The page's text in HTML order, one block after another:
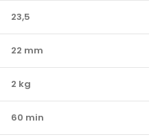
23,5
22 mm
2 kg
60 min